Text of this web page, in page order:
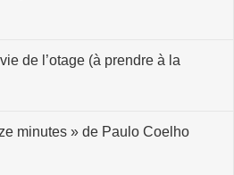
de l’otage (à prendre à la
minutes » de Paulo Coelho